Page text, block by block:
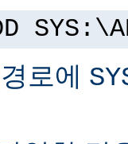
로에